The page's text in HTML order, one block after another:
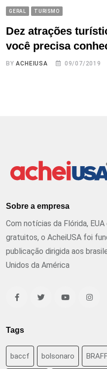
GERAL TURISMO
Dez atrações
você precisa
BYACHEIUSA 09/07/2019
Sobre a empresa
Com notícias da Flórida,
gratuitos, o AcheiUSA foi
publicação dirigida aos
Unidos da América
Tags
baccf bolsonaro